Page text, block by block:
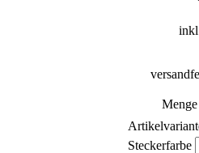
Menge
Steckerfarbe